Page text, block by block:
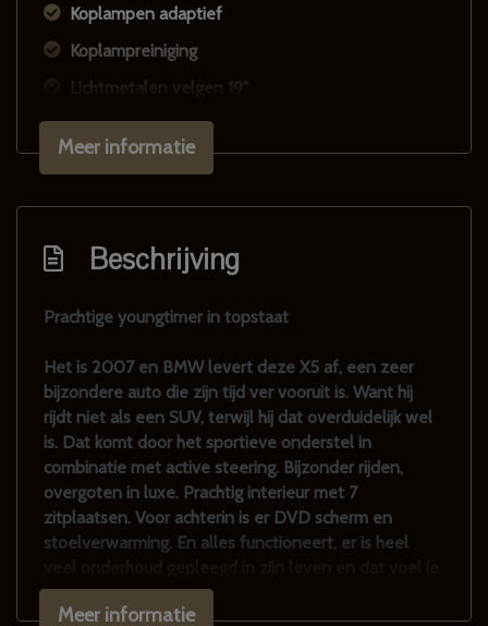
Koplampen adaptief
Koplampreiniging
Lichtmetalen velgen 19"
Lichtmetalen velgen 20"
Parkeersensor voor en achter
Sportvelgen
Voor-en achterspoiler
Interieur
7-persoons uitvoering
Achterbank in delen neerklapbaar
Achterbank verwarmd
Airco automatisch
Meer informatie
Beschrijving
Prachtige youngtimer in topstaat
Het is 2007 en BMW levert deze X5 af, een zeer
bijzondere auto die zijn tijd ver vooruit is. Want hij
rijdt niet als een SUV, terwijl hij dat overduidelijk wel
is. Dat komt door het sportieve onderstel in
combinatie met active steering. Bijzonder rijden,
overgoten in luxe. Prachtig interieur met 7
zitplaatsen. Voor achterin is er DVD scherm en
stoelverwarming. En alles functioneert, er is heel
in het rijden. Alles voelt vers en fris aan. De auto
heeft afgelopen jaar bij een relatie van ons gereden,
Meer informatie